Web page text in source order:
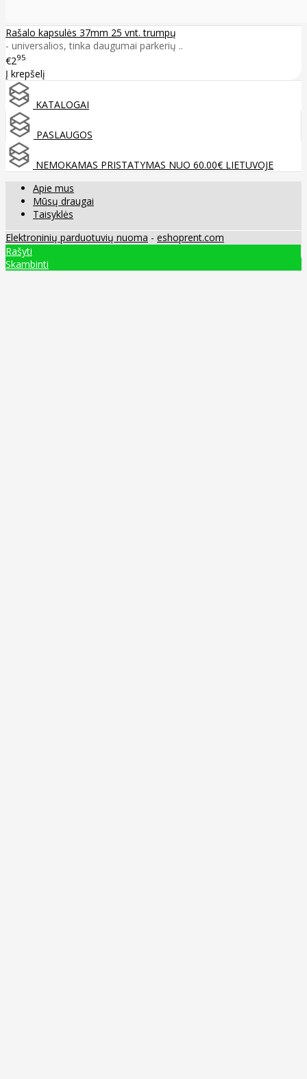
Rašalo kapsulės 37mm 25 vnt. trumpų
- universalios, tinka daugumai parkerių ..
€295
Į krepšelį
KATALOGAI
PASLAUGOS
NEMOKAMAS PRISTATYMAS NUO 60.00€ LIETUVOJE
Apie mus
Mūsų draugai
Taisyklės
Elektroninių parduotuvių nuoma - eshoprent.com
Rašyti
Skambinti